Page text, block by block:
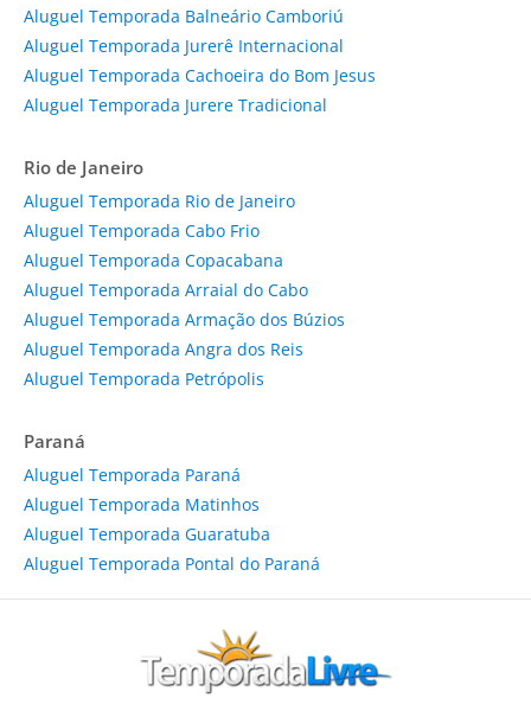
Aluguel Temporada Balneário Camboriú
Aluguel Temporada Jurerê Internacional
Aluguel Temporada Cachoeira do Bom Jesus
Aluguel Temporada Jurere Tradicional
Rio de Janeiro
Aluguel Temporada Rio de Janeiro
Aluguel Temporada Cabo Frio
Aluguel Temporada Copacabana
Aluguel Temporada Arraial do Cabo
Aluguel Temporada Armação dos Búzios
Aluguel Temporada Angra dos Reis
Aluguel Temporada Petrópolis
Paraná
Aluguel Temporada Paraná
Aluguel Temporada Matinhos
Aluguel Temporada Guaratuba
Aluguel Temporada Pontal do Paraná